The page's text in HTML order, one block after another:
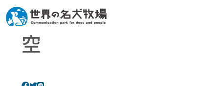
空